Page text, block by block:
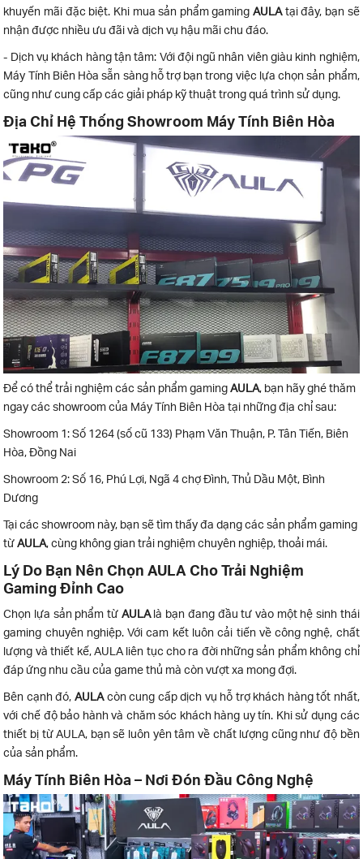
khuyến mãi đặc biệt. Khi mua sản phẩm gamingAULAtại đây, bạn sẽ
nhận được nhiều ưu đãi và dịch vụ hậu mãi chu đáo.
- Dịch vụ khách hàng tận tâm: Với đội ngũ nhân viên giàu kinh nghiệm,
Máy Tính Biên Hòa sẵn sàng hỗ trợ bạn trong việc lựa chọn sản phẩm,
cũng như cung cấp các giải pháp kỹ thuật trong quá trình sử dụng.
Địa Chỉ Hệ Thống Showroom Máy Tính Biên Hòa
Để có thể trải nghiệm các sản phẩm gamingAULA, bạn hãy ghé thăm
ngay các showroom của Máy Tính Biên Hòa tại những địa chỉ sau:
Showroom 1: Số 1264 (số cũ 133) Phạm Văn Thuận, P. Tân Tiến, Biên
Hòa, Đồng Nai
Showroom 2: Số 16, Phú Lợi, Ngã 4 chợ Đình, Thủ Dầu Một, Bình
Dương
Tại các showroom này, bạn sẽ tìm thấy đa dạng các sản phẩm gaming
từAULA, cùng không gian trải nghiệm chuyên nghiệp, thoải mái.
Lý Do Bạn Nên Chọn AULA Cho Trải Nghiệm
Gaming Đỉnh Cao
Chọn lựa sản phẩm từ AULAlà bạn đang đầu tư vào một hệ sinh thái
gaming chuyên nghiệp. Với cam kết luôn cải tiến về công nghệ, chất
lượng và thiết kế, AULA liên tục cho ra đời những sản phẩm không chỉ
đáp ứng nhu cầu của game thủ mà còn vượt xa mong đợi.
Bên cạnh đó, AULAcòn cung cấp dịch vụ hỗ trợ khách hàng tốt nhất,
với chế độ bảo hành và chăm sóc khách hàng uy tín. Khi sử dụng các
thiết bị từ AULA, bạn sẽ luôn yên tâm về chất lượng cũng như độ bền
của sản phẩm.
Máy Tính Biên Hòa – Nơi Đón Đầu Công Nghệ